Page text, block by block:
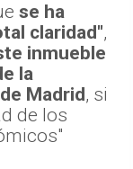
se ha
claridad",
inmueble
la
Madrid, si
de los